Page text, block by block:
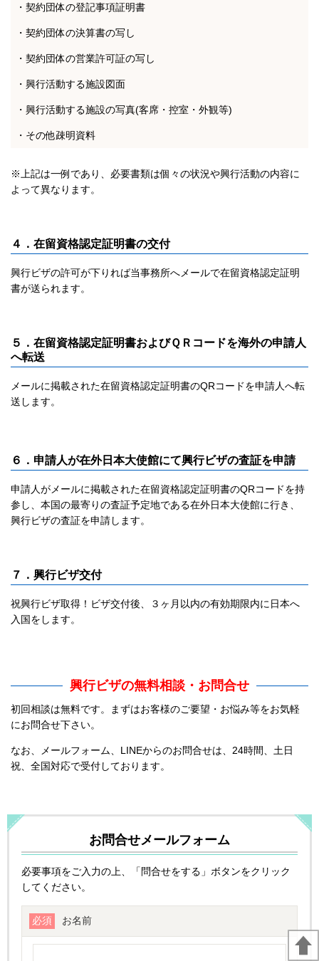
・契約団体の登記事項証明書
・契約団体の決算書の写し
・契約団体の営業許可証の写し
・興行活動する施設図面
・興行活動する施設の写真(客席・控室・外観等)
・その他疎明資料
※上記は一例であり、必要書類は個々の状況や興行活動の内容に
よって異なります。
４．在留資格認定証明書の交付
興行ビザの許可が下りれば当事務所へメールで在留資格認定証明
書が送られます。
５． 在留資格認定証明書およびＱＲコードを海外の申請人
へ転送
メールに掲載された在留資格認定証明書のQRコードを申請人へ転
送し ます。
６．申請人が在外日本大使館にて興行ビザの査証を申請
申請人がメールに掲載された在留資格認定証明書のQRコードを持
参し、本国の最寄りの査証予定地である在外日本大使館に行き、
興行ビザの査証を申請します。
７． 興行ビザ交付
祝興行ビザ取得！ビザ交付後、３ヶ月以内の有効期限内に日本へ
入国をします。
興行ビザの無料相談・お問合せ
初回相談は無料です。まずはお客様のご要望・お悩み等をお気軽
にお問合せ下さい。
なお、メールフォーム、LINEからのお問合せは、24時間、土日
祝、全国対応で受付しております。
お問合せメールフォーム
必要事項をご入力の上、「問合せをする」ボタンをクリック
してください。
お名前
必須